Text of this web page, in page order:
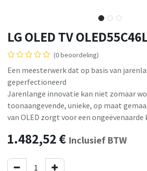
LG OLED TV
(0 beoordeling)
Een meesterwerk dat op basis van
geperfectioneerd
Jarenlange innovatie kan niet zomaar
toonaangevende, unieke, op maat
van OLED zorgt voor een ongeëvenaarde
1.482,52€ Inclusief BTW